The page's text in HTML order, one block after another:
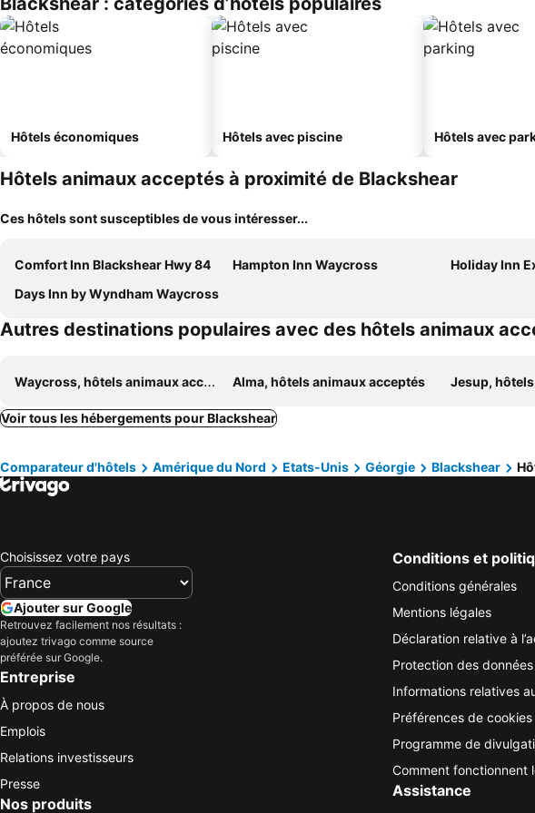
Hôtels économiques Hôtels avec piscine Hôtels avec
Hôtels animaux acceptés à proximité de Blackshear
Ces hôtels sont susceptibles de vous intéresser...
Comfort Inn Blackshear Hwy 84 Hampton Inn Waycross Holiday Inn
Days Inn by Wyndham Waycross
Autres destinations populaires avec des hôtels animaux
Waycross, hôtels animaux acceptés Alma, hôtels animaux acceptés Jesup,
Voir tous les hébergements pour Blackshear
Comparateur d'hôtels Amérique du Nord Etats-Unis Géorgie Blackshear
Choisissez votre pays
Ajouter sur Google
Retrouvez facilement nos résultats :
ajoutez trivago comme source
préférée sur Google.
Entreprise
À propos de nous
Emplois
Relations investisseurs
Presse
Nos produits
Conditions et
Conditions générales
Mentions légales
Déclaration relative à
Protection des données
Informations relatives
Préférences de cookies
Programme de
Comment fonctionnent
Assistance